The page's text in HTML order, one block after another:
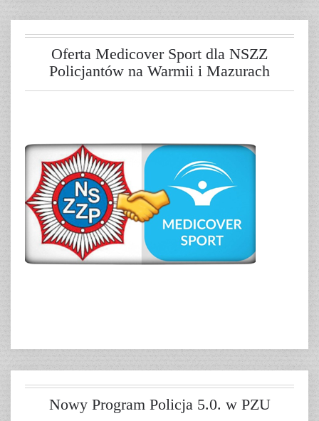
Oferta Medicover Sport dla NSZZ
Policjantów na Warmii i Mazurach
Nowy Program Policja 5.0. w PZU